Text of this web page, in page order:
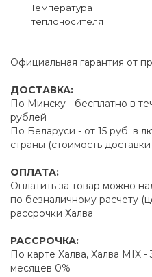
Температура
теплоносителя
Официальная гарантия от
ДОСТАВКА:
По Минску - бесплатно в
рублей
По Беларуси - от 15 руб. в
страны (стоимость
ОПЛАТА:
Оплатить за товар можно
по безналичному расчету
рассрочки Халва
РАССРОЧКА:
По карте Халва, Халва MIX
месяцев 0%